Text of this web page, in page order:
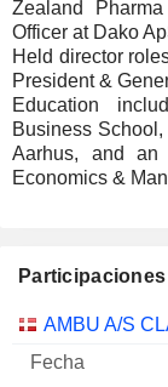
Zealand
Officer at Dako
Held director
President &
Education
Business
Aarhus, and an
Economics &
Empresa
AMBU A/S